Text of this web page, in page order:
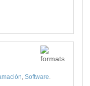
, Software.